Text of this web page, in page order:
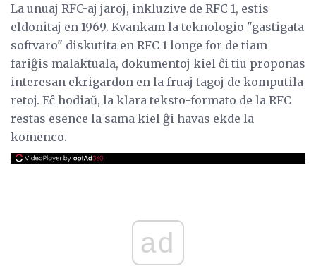
La unuaj RFC-aj jaroj, inkluzive de RFC 1, estis
eldonitaj en 1969. Kvankam la teknologio "gastigata
softvaro" diskutita en RFC 1 longe for de tiam
fariĝis malaktuala, dokumentoj kiel ĉi tiu proponas
interesan ekrigardon en la fruaj tagoj de komputila
retoj. Eĉ hodiaŭ, la klara teksto-formato de la RFC
restas esence la sama kiel ĝi havas ekde la
komenco.
ad